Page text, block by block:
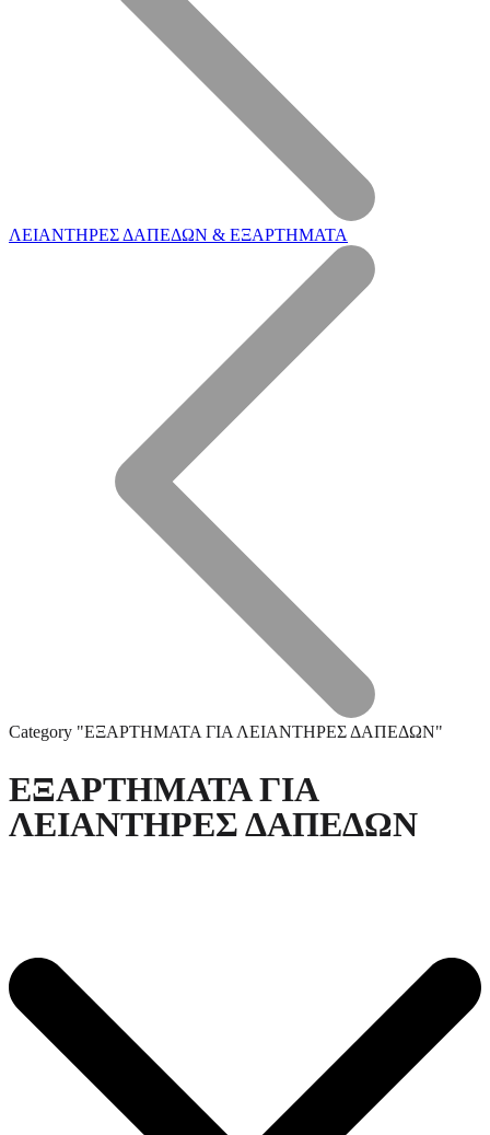
Η Εταιρεία μας
Ηλεκτροσυγκόλληση
Επεξεργασία ξύλου
Επεξεργασία Μετάλλου
ΛΕΙΑΝΤΗΡΕΣ ΔΑΠΕΔΩΝ & ΕΞΑΡΤΗΜΑΤΑ
Category "ΕΞΑΡΤΗΜΑΤΑ ΓΙΑ ΛΕΙΑΝΤΗΡΕΣ ΔΑΠΕΔΩΝ"
ΕΞΑΡΤΗΜΑΤΑ ΓΙΑ
ΛΕΙΑΝΤΗΡΕΣ ΔΑΠΕΔΩΝ